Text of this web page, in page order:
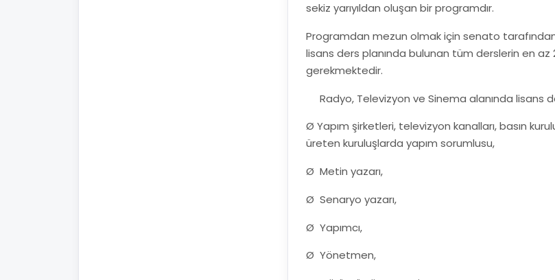
sekiz yarıyıldan oluşan bir programdır.
Programdan mezun olmak için senato tarafından
lisans ders planında bulunan tüm derslerin en az
gerekmektedir.
Radyo, Televizyon ve Sinema alanında lisans
Ø Yapım şirketleri, televizyon kanalları, basın
üreten kuruluşlarda yapım sorumlusu,
Ø Metin yazarı,
Ø Senaryo yazarı,
Ø Yapımcı,
Ø Yönetmen,